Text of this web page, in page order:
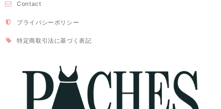
Contact
プライバシーポリシー
特定商取引法に基づく表記